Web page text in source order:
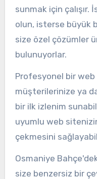
sunmak için
olun, isterse büyük
size özel çözümler
bulunuyorlar.
Profesyonel bir
müşterilerinize ya
bir ilk izlenim
uyumlu web
çekmesini
Osmaniye
size benzersiz bir